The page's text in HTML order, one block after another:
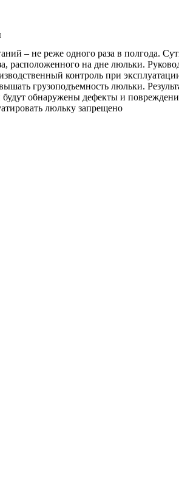
– не реже одного раза в полгода.
расположенного на дне люльки.
контроль при
грузоподъемность люльки.
обнаружены дефекты и
люльку запрещено